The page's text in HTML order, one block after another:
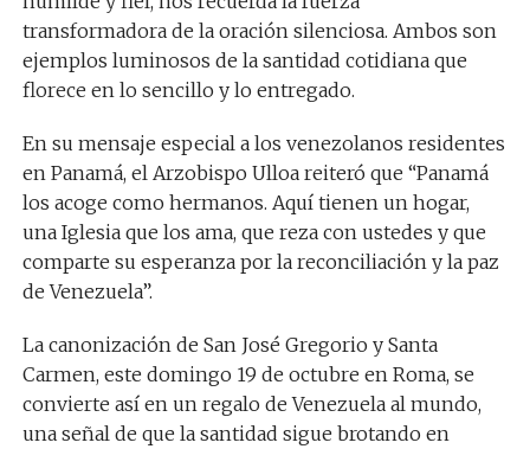
transformadora de la oración silenciosa. Ambos son
ejemplos luminosos de la santidad cotidiana que
florece en lo sencillo y lo entregado.
En su mensaje especial a los venezolanos residentes
en Panamá, el Arzobispo Ulloa reiteró que “Panamá
los acoge como hermanos. Aquí tienen un hogar,
una Iglesia que los ama, que reza con ustedes y que
comparte su esperanza por la reconciliación y la paz
de Venezuela”.
La canonización de San José Gregorio y Santa
Carmen, este domingo 19 de octubre en Roma, se
convierte así en un regalo de Venezuela al mundo,
una señal de que la santidad sigue brotando en